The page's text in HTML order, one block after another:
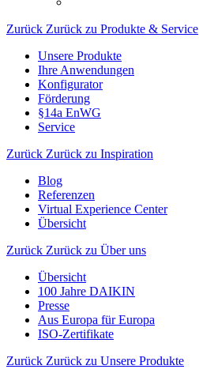
Zurück Zurück zu Produkte & Service
Unsere Produkte
Ihre Anwendungen
Konfigurator
Förderung
§14a EnWG
Service
Zurück Zurück zu Inspiration
Blog
Referenzen
Virtual Experience Center
Übersicht
Zurück Zurück zu Über uns
Übersicht
100 Jahre DAIKIN
Presse
Aus Europa für Europa
ISO-Zertifikate
Zurück Zurück zu Unsere Produkte